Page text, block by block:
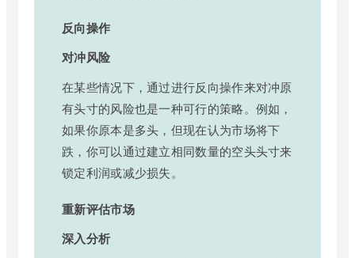
反向操作
对冲风险
在某些情况下，通过进行反向操作来对冲原
有头寸的风险也是一种可行的策略。例如，
如果你原本是多头，但现在认为市场将下
跌，你可以通过建立相同数量的空头头寸来
锁定利润或减少损失。
重新评估市场
深入分析